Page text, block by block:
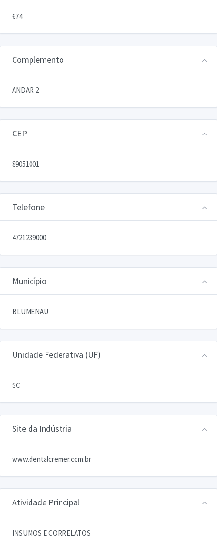
674
Complemento
ANDAR 2
CEP
89051001
Telefone
4721239000
Município
BLUMENAU
Unidade Federativa (UF)
SC
Site da Indústria
www.dentalcremer.com.br
Atividade Principal
INSUMOS E CORRELATOS